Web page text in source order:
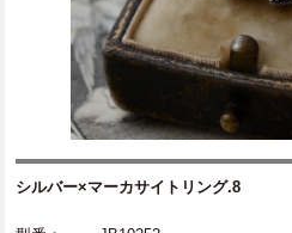
シルバー×マーカサイトリング.8